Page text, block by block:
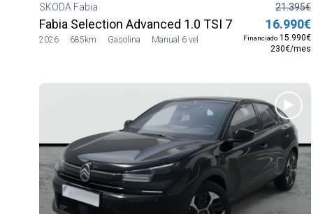
SKODA Fabia
Fabia Selection Advanced 1.0 TSI 70 kW (95 CV)
2026 685km Gasolina Manual 6 vel
21.395€
16.990€
Financiado 15.990€
230€/mes